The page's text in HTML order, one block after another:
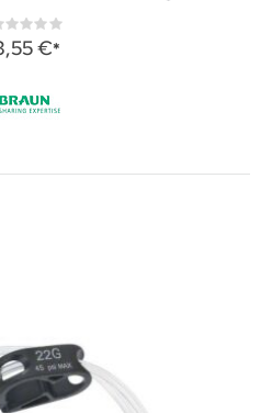
Rating:
€